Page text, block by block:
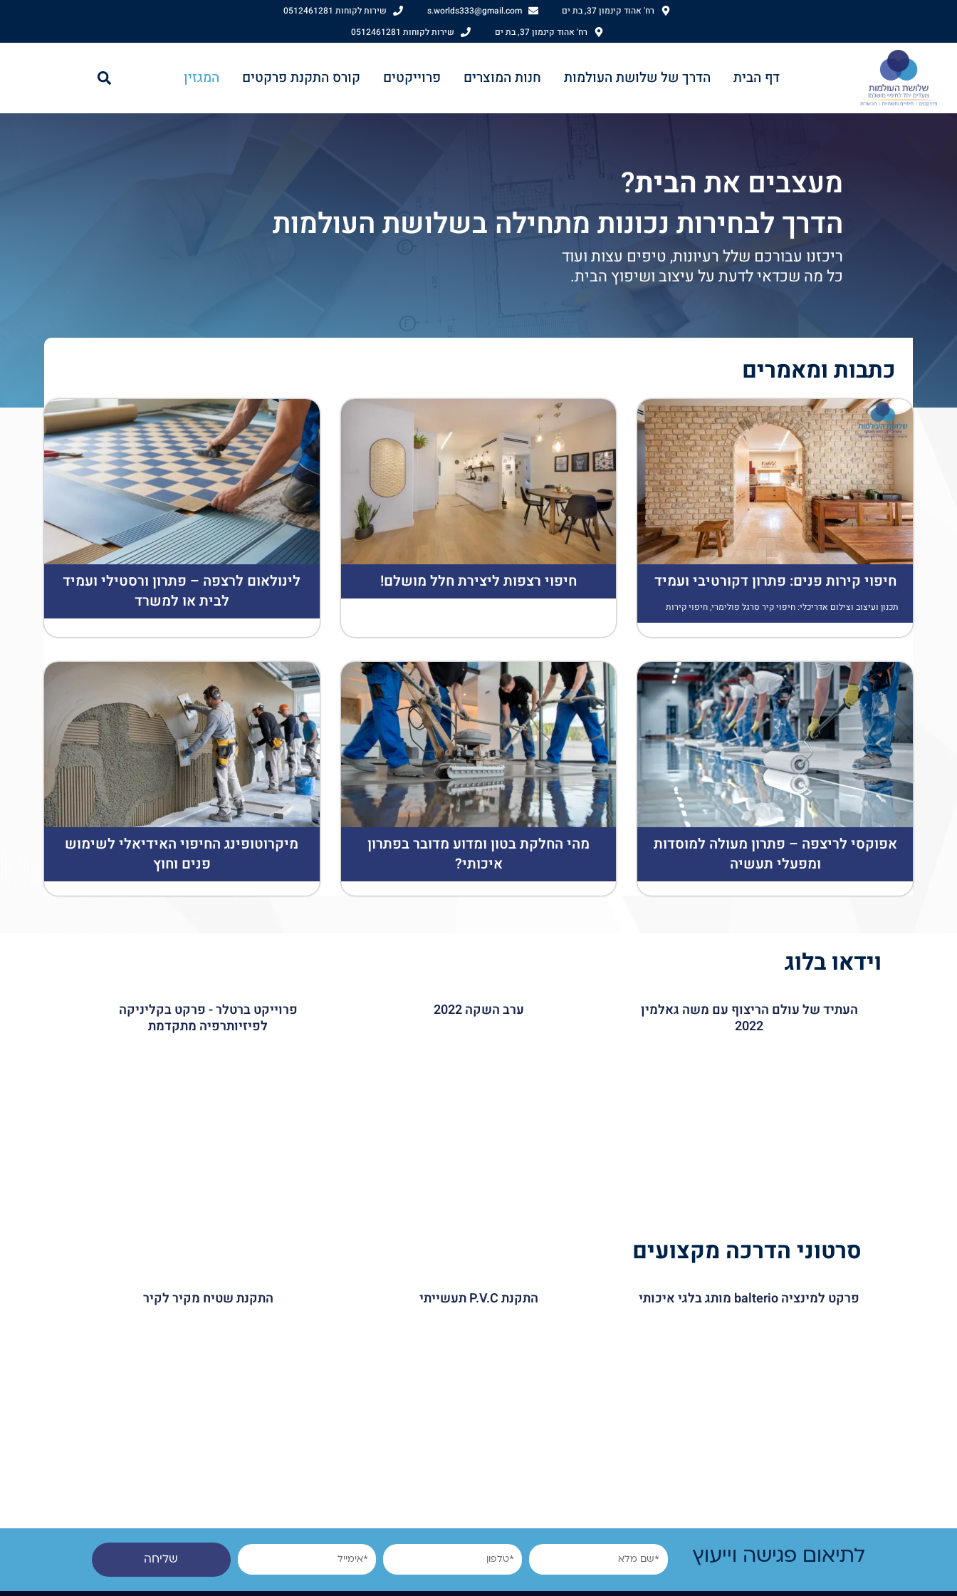
רח' אהוד קינמון 37, בת ים s.worlds333@gmail.com
שירות לקוחות 0512461281
רח' אהוד קינמון 37, בת ים
שירות לקוחות 0512461281
דף הבית הדרך של שלושת העולמות חנות המוצרים פרוייקטים קורס התקנת פרקטים המגזין חיפוש
מעצבים את הבית?
הדרך לבחירות נכונות מתחילה בשלושת העולמות
ריכזנו עבורכם שלל רעיונות, טיפים עצות ועוד
כל מה שכדאי לדעת על עיצוב ושיפוץ הבית.
כתבות ומאמרים
חיפוי קירות פנים: פתרון דקורטיבי ועמיד
תכנון ועיצוב וצילום אדריכלי:חיפוי קיר סרגל פולימרי,חיפוי קירות
חיפוי רצפות ליצירת חלל מושלם!
לינולאום לרצפה – פתרון ורסטילי ועמיד
לבית או למשרד
אפוקסי לריצפה – פתרון מעולה למוסדות
ומפעלי תעשיה
מהי החלקת בטון ומדוע מדובר בפתרון
איכותי?
מיקרוטופינג החיפוי האידיאלי לשימוש
פנים וחוץ
וידאו בלוג
העתיד של עולם הריצוף עם משה גאלמין
2022
ערב השקה 2022
פרוייקט ברטלר - פרקט בקליניקה
לפיזיותרפיה מתקדמת
סרטוני הדרכה מקצועים
פרקט למינציה balterio מותג בלגי איכותי התקנת P.V.C תעשייתי התקנת שטיח מקיר לקיר
לתיאום פגישה וייעוץ שם טלפון אימייל
שליחה